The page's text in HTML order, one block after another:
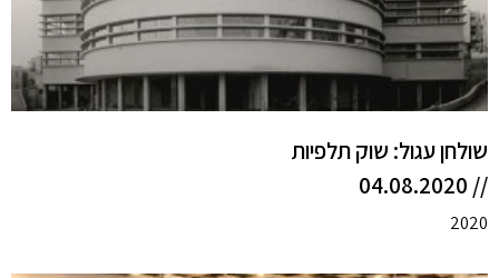
שולחן עגול: שוק תלפיות
// 04.08.2020
2020